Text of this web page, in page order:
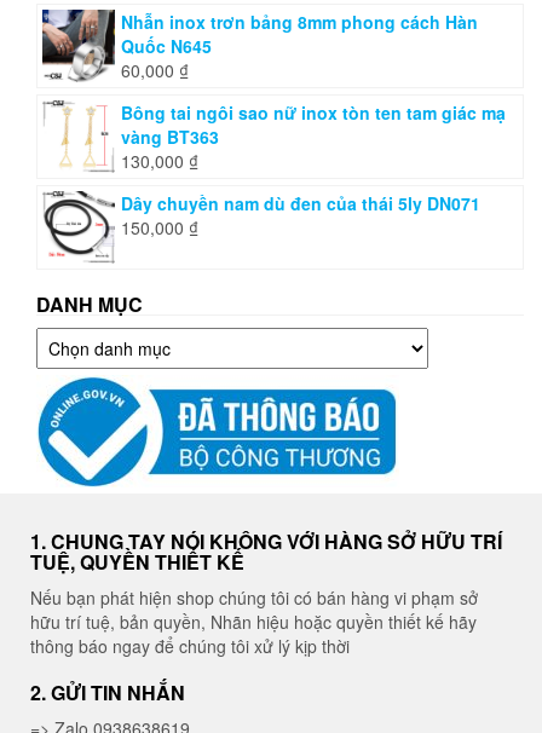
Nhẫn inox trơn bảng 8mm phong cách Hàn
Quốc N645
60,000 ₫
Bông tai ngôi sao nữ inox tòn ten tam giác mạ
vàng BT363
130,000 ₫
Dây chuyền nam dù đen của thái 5ly DN071
150,000 ₫
DANH MỤC
Danh
mục
1. CHUNG TAY NÓI KHÔNG VỚI HÀNG SỞ HỮU TRÍ
TUỆ, QUYỀN THIẾT KẾ
Nếu bạn phát hiện shop chúng tôi có bán hàng vi phạm sở
hữu trí tuệ, bản quyền, Nhãn hiệu hoặc quyền thiết kế hãy
thông báo ngay để chúng tôi xử lý kịp thời
2. GỬI TIN NHẮN
=> Zalo 0938638619